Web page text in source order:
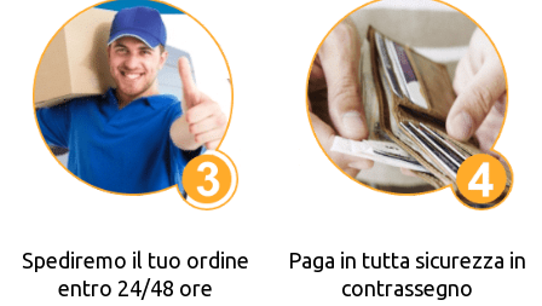
Spediremo il tuo ordine
entro 24/48 ore
Paga in tutta sicurezza in
contrassegno